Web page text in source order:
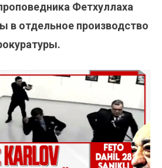
Фетхуллаха
в отдельное производство